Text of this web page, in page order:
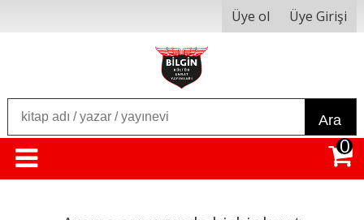
Üye ol Üye Girişi
Ara
0